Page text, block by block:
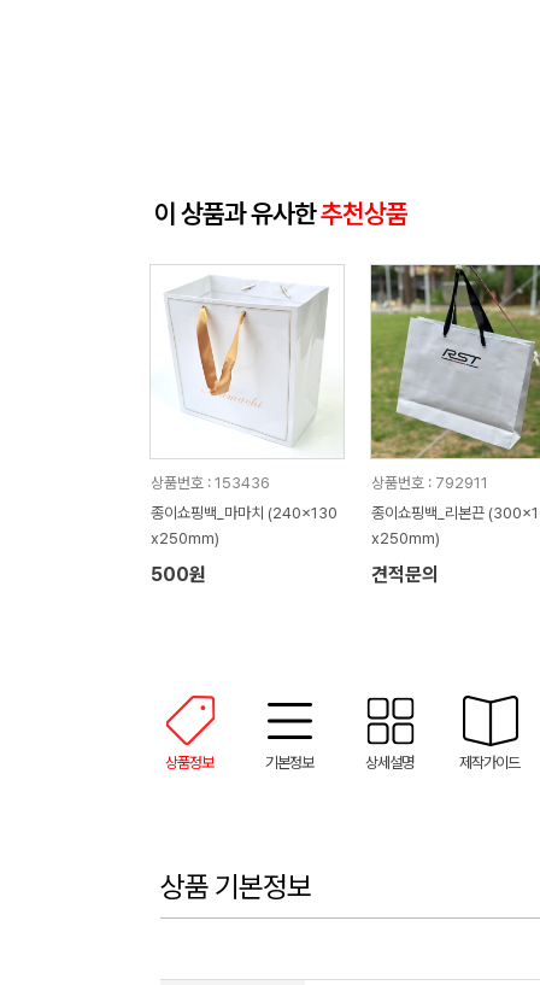
이 상품과 유사한추천상품
상품번호 : 153436
종이쇼핑백_마마치 (240x130
x250mm)
500원
상품번호 : 792911
종이쇼핑백_리본끈
x250mm)
견적문의
상품정보 기본정보 상세설명 제작가이드
상품 기본정보